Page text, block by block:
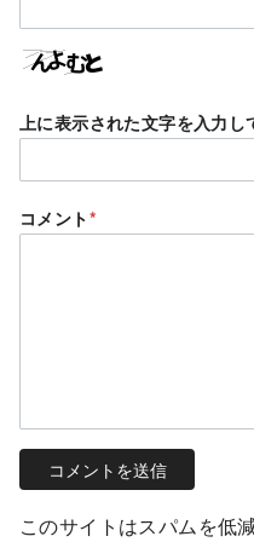
上に表示された文字を入力し
コメント*
このサイトはスパムを低